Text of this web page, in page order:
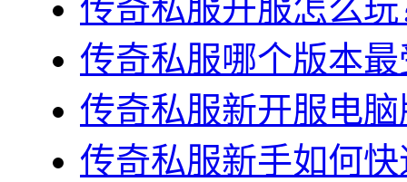
传奇私服开服怎么
传奇私服哪个版本
传奇私服新开服电
传奇私服新手如何